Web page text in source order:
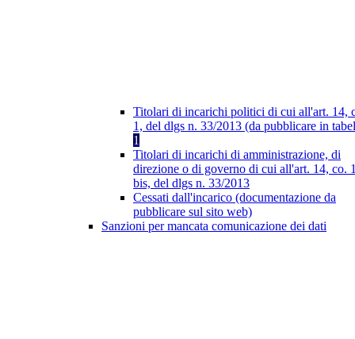
Titolari di incarichi politici di cui all'art. 14,
1, del dlgs n. 33/2013 (da pubblicare in
1
Titolari di incarichi di amministrazione, di
direzione o di governo di cui all'art. 14, co.
bis, del dlgs n. 33/2013
Cessati dall'incarico (documentazione da
pubblicare sul sito web)
Sanzioni per mancata comunicazione dei dati